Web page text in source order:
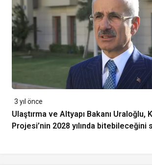
3 yıl önce
Ulaştırma ve Altyapı Bakanı Uraloğlu,
Projesi’nin 2028 yılında bitebileceğini